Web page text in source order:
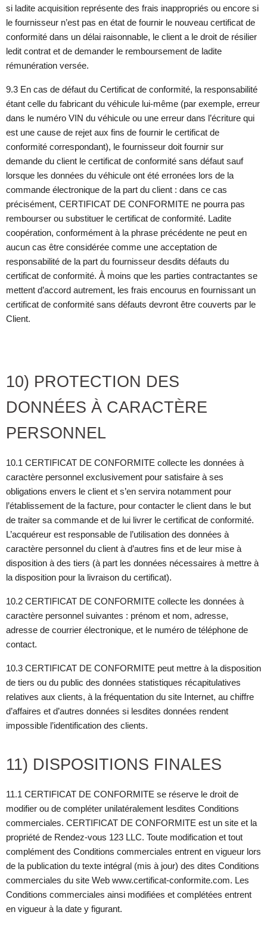
si ladite acquisition représente des frais inappropriés ou encore si
le fournisseur n’est pas en état de fournir le nouveau certificat de
conformité dans un délai raisonnable, le client a le droit de résilier
ledit contrat et de demander le remboursement de ladite
rémunération versée.
9.3 En cas de défaut du Certificat de conformité, la responsabilité
étant celle du fabricant du véhicule lui-même (par exemple, erreur
dans le numéro VIN du véhicule ou une erreur dans l’écriture qui
est une cause de rejet aux fins de fournir le certificat de
conformité correspondant), le fournisseur doit fournir sur
demande du client le certificat de conformité sans défaut sauf
lorsque les données du véhicule ont été erronées lors de la
commande électronique de la part du client : dans ce cas
précisément, CERTIFICAT DE CONFORMITE ne pourra pas
rembourser ou substituer le certificat de conformité. Ladite
coopération, conformément à la phrase précédente ne peut en
aucun cas être considérée comme une acceptation de
responsabilité de la part du fournisseur desdits défauts du
certificat de conformité. À moins que les parties contractantes se
mettent d’accord autrement, les frais encourus en fournissant un
certificat de conformité sans défauts devront être couverts par le
Client.
10) PROTECTION DES
DONNÉES À CARACTÈRE
PERSONNEL
10.1 CERTIFICAT DE CONFORMITE collecte les données à
caractère personnel exclusivement pour satisfaire à ses
obligations envers le client et s’en servira notamment pour
l’établissement de la facture, pour contacter le client dans le but
de traiter sa commande et de lui livrer le certificat de conformité.
L’acquéreur est responsable de l’utilisation des données à
caractère personnel du client à d’autres fins et de leur mise à
disposition à des tiers (à part les données nécessaires à mettre à
la disposition pour la livraison du certificat).
10.2 CERTIFICAT DE CONFORMITE collecte les données à
caractère personnel suivantes : prénom et nom, adresse,
adresse de courrier électronique, et le numéro de téléphone de
contact.
10.3 CERTIFICAT DE CONFORMITE peut mettre à la disposition
de tiers ou du public des données statistiques récapitulatives
relatives aux clients, à la fréquentation du site Internet, au chiffre
d’affaires et d’autres données si lesdites données rendent
impossible l’identification des clients.
11) DISPOSITIONS FINALES
11.1 CERTIFICAT DE CONFORMITE se réserve le droit de
modifier ou de compléter unilatéralement lesdites Conditions
commerciales. CERTIFICAT DE CONFORMITE est un site et la
propriété de Rendez-vous 123 LLC. Toute modification et tout
complément des Conditions commerciales entrent en vigueur lors
de la publication du texte intégral (mis à jour) des dites Conditions
commerciales du site Web www.certificat-conformite.com. Les
Conditions commerciales ainsi modifiées et complétées entrent
en vigueur à la date y figurant.